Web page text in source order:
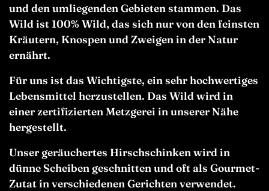
und den umliegenden Gebieten stammen. Das
Wild ist 100% Wild, das sich nur von den feinsten
Kräutern, Knospen und Zweigen in der Natur
ernährt.
Für uns ist das Wichtigste, ein sehr hochwertiges
Lebensmittel herzustellen. Das Wild wird in
einer zertifizierten Metzgerei in unserer Nähe
hergestellt.
Unser geräuchertes Hirschschinken wird in
dünne Scheiben geschnitten und oft als Gourmet-
Zutat in verschiedenen Gerichten verwendet.